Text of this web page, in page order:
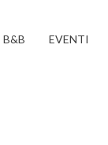
B&B EVENTI